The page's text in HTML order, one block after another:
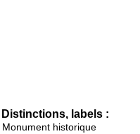
Distinctions, labels :
Monument historique